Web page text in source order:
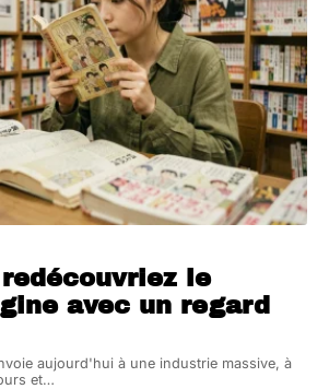
le
avec un regard
aujourd'hui à une industrie massive, à
et…